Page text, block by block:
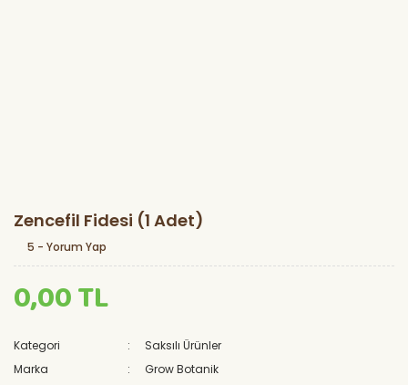
Zencefil Fidesi (1 Adet)
5 - Yorum Yap
0,00 TL
Kategori
Saksılı Ürünler
Marka
Grow Botanik